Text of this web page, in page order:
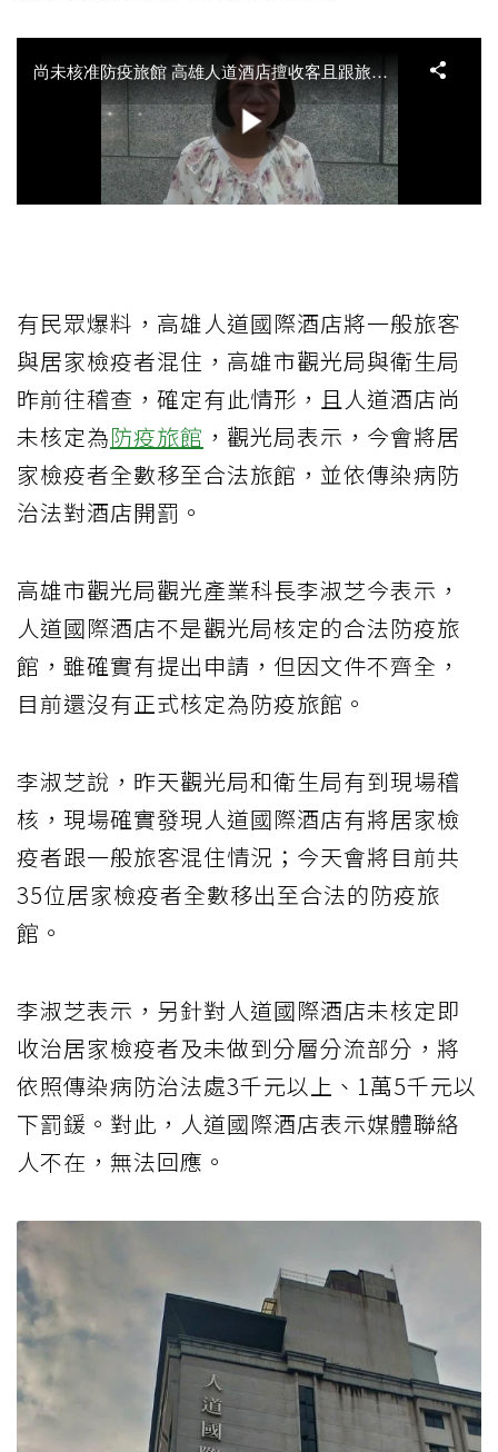
有民眾爆料，高雄人道國際酒店將一般旅客
與居家檢疫者混住，高雄市觀光局與衛生局
昨前往稽查，確定有此情形，且人道酒店尚
未核定為防疫旅館 ，觀光局表示，今會將居
家檢疫者全數移至合法旅館，並依傳染病防
治法對酒店開罰。
高雄市觀光局觀光產業科長李淑芝今表示，
人道國際酒店不是觀光局核定的合法防疫旅
館，雖確實有提出申請，但因文件不齊全，
目前還沒有正式核定為防疫旅館。
李淑芝說，昨天觀光局和衛生局有到現場稽
核，現場確實發現人道國際酒店有將居家檢
疫者跟一般旅客混住情況；今天會將目前共
35位居家檢疫者全數移出至合法的防疫旅
館。
李淑芝表示，另針對人道國際酒店未核定即
收治居家檢疫者及未做到分層分流部分，將
依照傳染病防治法處3千元以上、1萬5千元以
下罰鍰。對此，人道國際酒店表示媒體聯絡
人不在，無法回應。